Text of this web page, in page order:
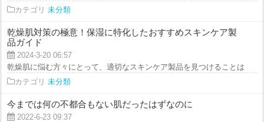
カテゴリ 未分類
乾燥肌対策の極意！保湿に特化したおすすめスキンケア製
品ガイド
2024-3-20 06:57
乾燥肌に悩む方々にとって、適切なスキンケア製品を見つけることは、日
カテゴリ 未分類
今までは何の不都合もない肌だったはずなのに
2022-6-23 09:37